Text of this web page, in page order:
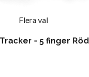
Flera val
- 5 finger Röd